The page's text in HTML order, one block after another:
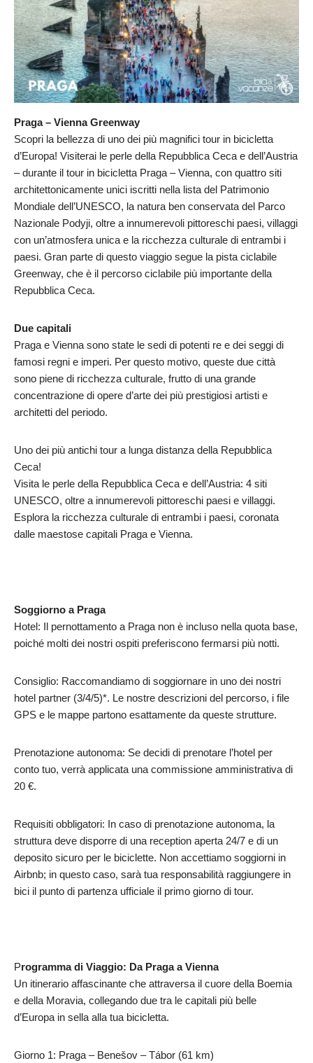
Praga – Vienna Greenway
Scopri la bellezza di uno dei più magnifici tour in bicicletta
d’Europa! Visiterai le perle della Repubblica Ceca e dell’Austria
– durante il tour in bicicletta Praga – Vienna, con quattro siti
architettonicamente unici iscritti nella lista del Patrimonio
Mondiale dell’UNESCO, la natura ben conservata del Parco
Nazionale Podyji, oltre a innumerevoli pittoreschi paesi, villaggi
con un’atmosfera unica e la ricchezza culturale di entrambi i
paesi. Gran parte di questo viaggio segue la pista ciclabile
Greenway, che è il percorso ciclabile più importante della
Repubblica Ceca.
Due capitali
Praga e Vienna sono state le sedi di potenti re e dei seggi di
famosi regni e imperi. Per questo motivo, queste due città
sono piene di ricchezza culturale, frutto di una grande
concentrazione di opere d’arte dei più prestigiosi artisti e
architetti del periodo.
Uno dei più antichi tour a lunga distanza della Repubblica
Ceca!
Visita le perle della Repubblica Ceca e dell’Austria: 4 siti
UNESCO, oltre a innumerevoli pittoreschi paesi e villaggi.
Esplora la ricchezza culturale di entrambi i paesi, coronata
dalle maestose capitali Praga e Vienna.
Soggiorno a Praga
Hotel: Il pernottamento a Praga non è incluso nella quota base,
poiché molti dei nostri ospiti preferiscono fermarsi più notti.
Consiglio: Raccomandiamo di soggiornare in uno dei nostri
hotel partner (3/4/5)*. Le nostre descrizioni del percorso, i file
GPS e le mappe partono esattamente da queste strutture.
Prenotazione autonoma: Se decidi di prenotare l’hotel per
conto tuo, verrà applicata una commissione amministrativa di
20 €.
Requisiti obbligatori: In caso di prenotazione autonoma, la
struttura deve disporre di una reception aperta 24/7 e di un
deposito sicuro per le biciclette. Non accettiamo soggiorni in
Airbnb; in questo caso, sarà tua responsabilità raggiungere in
bici il punto di partenza ufficiale il primo giorno di tour.
Programma di Viaggio: Da Praga a Vienna
Un itinerario affascinante che attraversa il cuore della Boemia
e della Moravia, collegando due tra le capitali più belle
d’Europa in sella alla tua bicicletta.
Giorno 1: Praga – Benešov – Tábor (61 km)